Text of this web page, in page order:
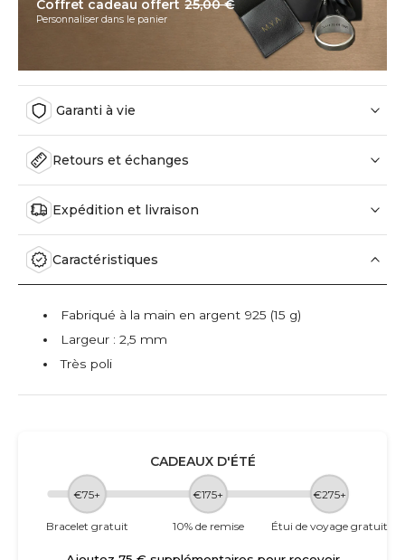
Coffret cadeau offert 25,00 €
Personnaliser dans le panier
Garanti à vie
Retours et échanges
Expédition et livraison
Caractéristiques
Fabriqué à la main en argent 925 (15 g)
Largeur : 2,5 mm
Très poli
CADEAUX D'ÉTÉ
€75+ €175+ €275+
Bracelet gratuit 10% de remise Étui de voyage gratuit